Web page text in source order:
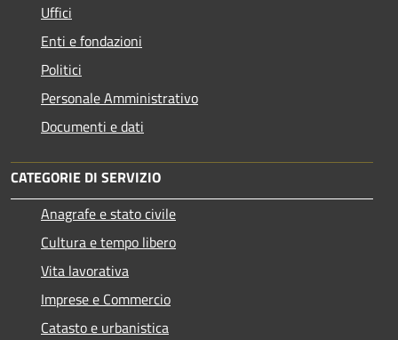
Uffici
Enti e fondazioni
Politici
Personale Amministrativo
Documenti e dati
CATEGORIE DI SERVIZIO
Anagrafe e stato civile
Cultura e tempo libero
Vita lavorativa
Imprese e Commercio
Catasto e urbanistica